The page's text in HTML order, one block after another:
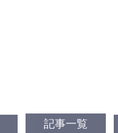
記事一覧